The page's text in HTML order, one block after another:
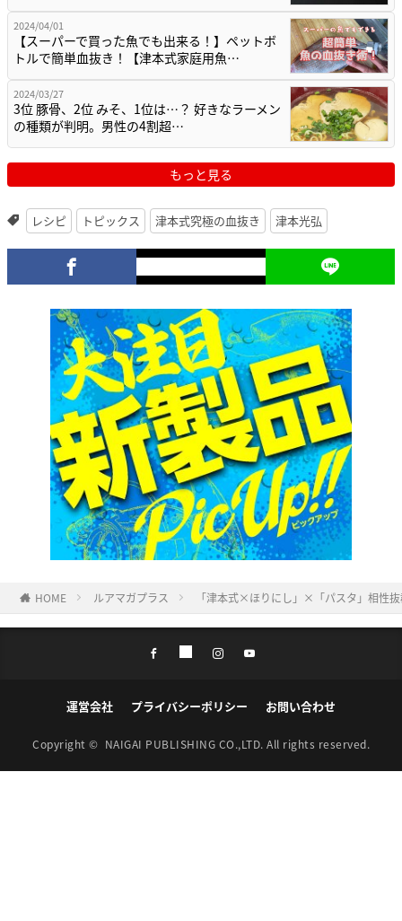
2024/04/01
【スーパーで買った魚でも出来る！】ペットボ
トルで簡単血抜き！【津本式家庭用魚…
2024/03/27
3位 豚骨、2位 みそ、1位は…？ 好きなラーメン
の種類が判明。男性の4割超…
もっと見る
レシピ トピックス 津本式究極の血抜き 津本光弘
HOME ルアマガプラス 「津本式×ほりにし」×「パスタ」相性
運営会社 プライバシーポリシー お問い合わせ
Copyright © NAIGAI PUBLISHING CO.,LTD. All rights reserved.